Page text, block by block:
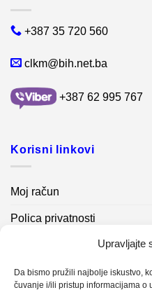
Upravljajte
Da bismo pružili najbolje iskustvo,
čuvanje i/ili pristup informacijama o
+387 35 720 560
clkm@bih.net.ba
+387 62 995 767
Korisni linkovi
Moj račun
Polica privatnosti
Kontakt info